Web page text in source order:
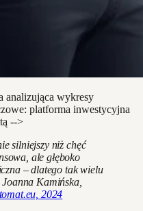
analizująca wykresy
platforma inwestycyjna
-->
silniejszy niż chęć
ale głęboko
– dlatego tak wielu
Kamińska,
2024